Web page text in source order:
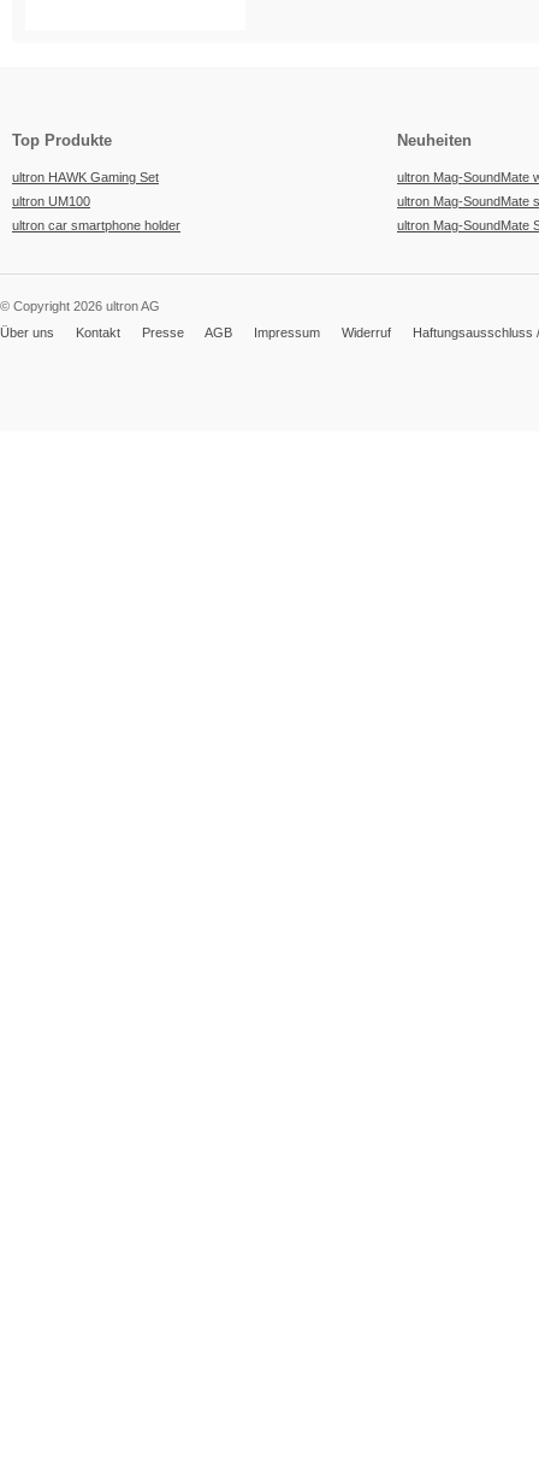
Top Produkte
ultron HAWK Gaming Set
ultron UM100
ultron car smartphone holder
Neuheiten
ultron Mag-SoundMate
ultron Mag-SoundMate
ultron Mag-SoundMate
© Copyright 2026 ultron AG
Über uns
Kontakt Presse AGB Impressum Widerruf Haftungsausschluss